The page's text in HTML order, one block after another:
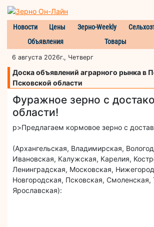
Новости Цены Зерно-Weekly
Объявления
Товары
6 августа 2026г., Четверг
Доска объявлений аграрного рынка в
Псковской области
Фуражное зерно с
области!
p>Предлагаем кормовое зерно с
(Архангельская, Владимирская,
Ивановская, Калужская, Карелия,
Ленинградская, Московская,
Новгородская, Псковская, Смоленская,
Ярославская):